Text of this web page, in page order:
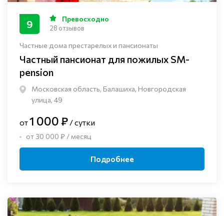
Частные дома престарелых и пансионаты
Частный пансионат для пожилых SM-
pension
Московская область, Балашиха, Новгородская
улица, 49
9 Превосходно
28 отзывов
от1 000 ₽ / сутки
от 30 000 ₽ / месяц
Подробнее